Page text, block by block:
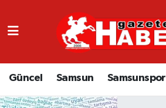
Güncel Samsun Samsunspor
GÜNCEL
SAMSUN
SAMSUNSPOR